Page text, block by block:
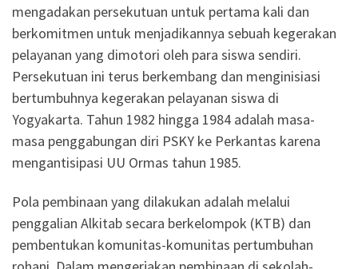
mengadakan persekutuan untuk pertama kali dan
berkomitmen untuk menjadikannya sebuah kegerakan
pelayanan yang dimotori oleh para siswa sendiri.
Persekutuan ini terus berkembang dan menginisiasi
bertumbuhnya kegerakan pelayanan siswa di
Yogyakarta. Tahun 1982 hingga 1984 adalah masa-
masa penggabungan diri PSKY ke Perkantas karena
mengantisipasi UU Ormas tahun 1985.
Pola pembinaan yang dilakukan adalah melalui
penggalian Alkitab secara berkelompok (KTB) dan
pembentukan komunitas-komunitas pertumbuhan